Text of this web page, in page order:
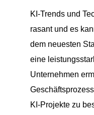
KI-Trends und
rasant und es
dem neuesten
eine
Unternehmen
KI-Projekte zu